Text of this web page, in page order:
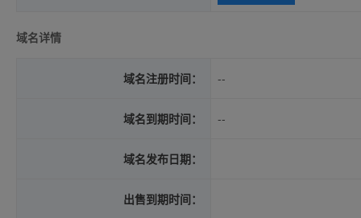
域名详情
域名注册时间： --
域名到期时间： --
域名发布日期：
出售到期时间：